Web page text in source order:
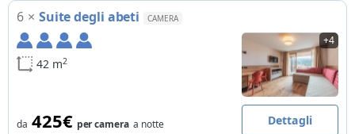
6 × Suite degli abeti CAMERA
42 m2
+4
da 425€ per camera a notte Dettagli